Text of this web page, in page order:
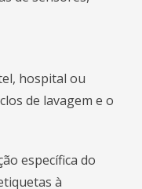
hospital ou
de lavagem e o
específica do
à